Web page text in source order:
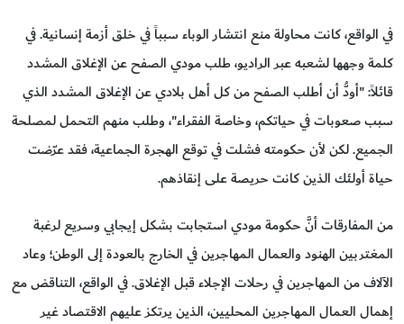
في الواقع، كانت محاولة منع انتشار الوباء سبباً في خلق أزمة إنسانية. في
كلمة وجهها لشعبه عبر الراديو، طلب مودي الصفح عن الإغلاق المشدد
قائلاً: "أودُّ أن أطلب الصفح من كل أهل بلادي عن الإغلاق المشدد الذي
سبب صعوبات في حياتكم، وخاصة الفقراء"، وطلب منهم التحمل لمصلحة
الجميع. لكن لأن حكومته فشلت في توقع الهجرة الجماعية، فقد عرّضت
حياة أولئك الذين كانت حريصة على إنقاذهم.
من المفارقات أنَّ حكومة مودي استجابت بشكل إيجابي وسريع لرغبة
المغتربين الهنود والعمال المهاجرين في الخارج بالعودة إلى الوطن؛ وعاد
الآلاف من المهاجرين في رحلات الإجلاء قبل الإغلاق. في الواقع، التناقض مع
إهمال العمال المهاجرين المحليين، الذين يرتكز عليهم الاقتصاد غير